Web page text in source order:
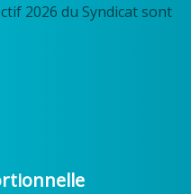
2026 du Syndicat sont